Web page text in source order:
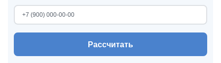
Рассчитать